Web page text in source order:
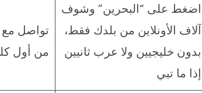
اضغط على “البحرين” وشوف
آلاف الأونلاين من بلدك فقط،
بدون خليجيين ولا عرب ثانيين
إذا ما تبي
تواصل
من أول